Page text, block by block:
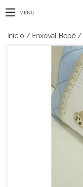
MENU
Início / Enxoval Bebê /